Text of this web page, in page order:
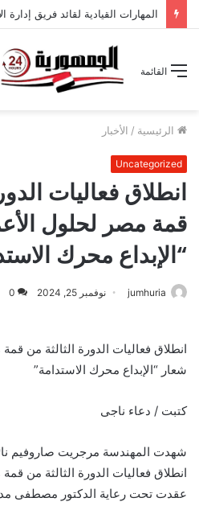
القيادة المدرسية الذكية والتحول
القائمة
الرئيسية / الأخبار
Uncategorized
انطلاق فعاليات
قمة مصر لحلول
“الإبداع محرك
jumhuria نوفمبر 25, 2024 0
انطلاق فعاليات الدورة الثالثة من
شعار “الإبداع محرك الاستدامة”
كتبت / دعاء ناجى
شهدت المهندسة مرجريت صاروفيم
انطلاق فعاليات الدورة الثالثة من
عقدت تحت رعاية الدكتور مصطفى